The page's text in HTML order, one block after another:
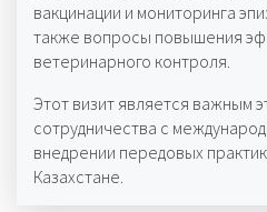
вакцинации и мониторинга
также вопросы повышения
ветеринарного контроля.
Этот визит является важным
сотрудничества с
внедрении передовых
Казахстане.